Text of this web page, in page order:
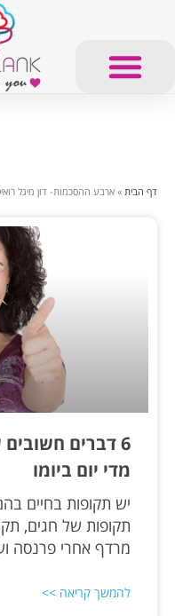
דף הבית » ארבע ההסכמות- דון מיגל
6 דברים
מדי יום ביומו
יש תקופות בחיים
תקופות של חגים,
מרדף אחרי פרנסה
להמשך קריאה >>